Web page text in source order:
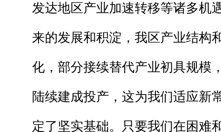
发达地区产业加速转移等诸多机
来的发展和积淀，我区产业结构
化，部分接续替代产业初具规模
陆续建成投产，这为我们适应新
定了坚实基础。只要我们在困难